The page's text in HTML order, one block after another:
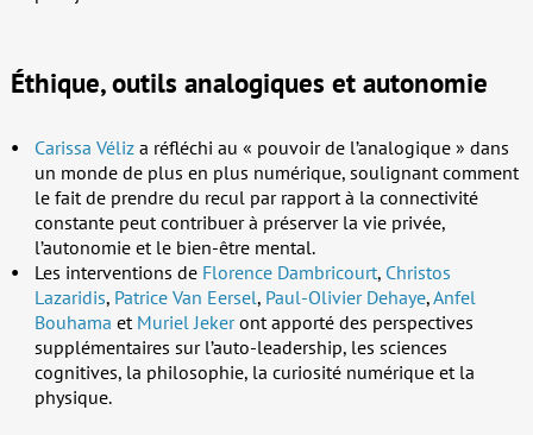
Éthique, outils analogiques et autonomie
Carissa Véliza réfléchi au « pouvoir de l’analogique » dans
un monde de plus en plus numérique, soulignant comment
le fait de prendre du recul par rapport à la connectivité
constante peut contribuer à préserver la vie privée,
l’autonomie et le bien-être mental.
Les interventions de Florence Dambricourt, Christos
Lazaridis, Patrice Van Eersel, Paul-Olivier Dehaye,Anfel
Bouhama et Muriel Jekeront apporté des perspectives
supplémentaires sur l’auto-leadership, les sciences
cognitives, la philosophie, la curiosité numérique et la
physique.